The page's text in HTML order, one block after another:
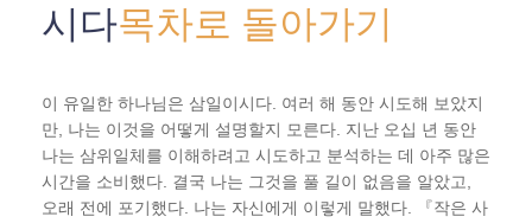
시다목차로 돌아가기
이 유일한 하나님은 삼일이시다. 여러 해 동안 시도해 보았지
만, 나는 이것을 어떻게 설명할지 모른다. 지난 오십 년 동안
나는 삼위일체를 이해하려고 시도하고 분석하는 데 아주 많은
시간을 소비했다. 결국 나는 그것을 풀 길이 없음을 알았고,
오래 전에 포기했다. 나는 자신에게 이렇게 말했다. 『작은 사